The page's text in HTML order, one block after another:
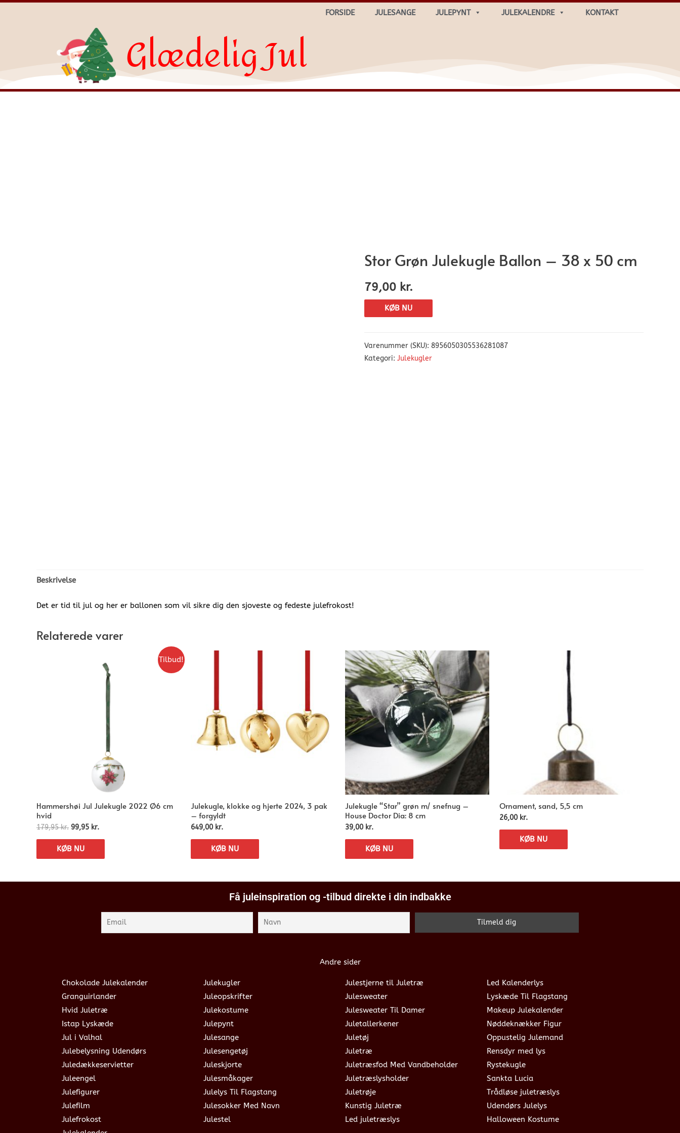
FORSIDE JULESANGE JULEPYNT JULEKALENDRE KONTAKT
Glædelig Jul
Stor Grøn Julekugle Ballon – 38 x 50 cm
79,00 kr.
KØB NU
Varenummer (SKU): 8956050305536281087
Kategori: Julekugler
Beskrivelse
Det er tid til jul og her er ballonen som vil sikre dig den sjoveste og fedeste julefrokost!
Relaterede varer
Tilbud!
Hammershøi Jul Julekugle 2022 Ø6 cm
hvid
179,95kr. 99,95 kr.
KØB NU
Julekugle, klokke og hjerte 2024, 3 pak
– forgyldt
649,00 kr.
KØB NU
Julekugle “Star” grøn m/ snefnug –
House Doctor Dia: 8 cm
39,00 kr.
KØB NU
Ornament, sand, 5,5 cm
26,00 kr.
KØB NU
Få juleinspiration og -tilbud direkte i din indbakke
Andre sider
Chokolade Julekalender
Granguirlander
Hvid Juletræ
Istap Lyskæde
Jul i Valhal
Julebelysning Udendørs
Juledækkeservietter
Juleengel
Julefigurer
Julefilm
Julefrokost
Julekugler
Juleopskrifter
Julekostume
Julepynt
Julesange
Julesengetøj
Juleskjorte
Julesmåkager
Julelys Til Flagstang
Julesokker Med Navn
Julestel
Julestjerne til Juletræ
Julesweater
Julesweater Til Damer
Juletallerkener
Juletøj
Juletræ
Juletræsfod Med Vandbeholder
Juletræslysholder
Juletrøje
Kunstig Juletræ
Led juletræslys
Led Kalenderlys
Lyskæde Til Flagstang
Makeup Julekalender
Nøddeknækker Figur
Oppustelig Julemand
Rensdyr med lys
Rystekugle
Sankta Lucia
Trådløse juletræslys
Udendørs Julelys
Halloween Kostume